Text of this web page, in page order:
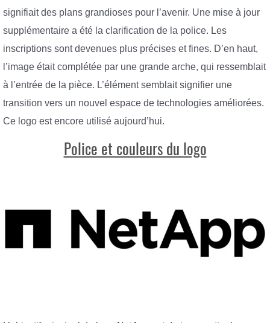
signifiait des plans grandioses pour l’avenir. Une mise à jour
supplémentaire a été la clarification de la police. Les
inscriptions sont devenues plus précises et fines. D’en haut,
l’image était complétée par une grande arche, qui ressemblait
à l’entrée de la pièce. L’élément semblait signifier une
transition vers un nouvel espace de technologies améliorées.
Ce logo est encore utilisé aujourd’hui.
Police et couleurs du logo